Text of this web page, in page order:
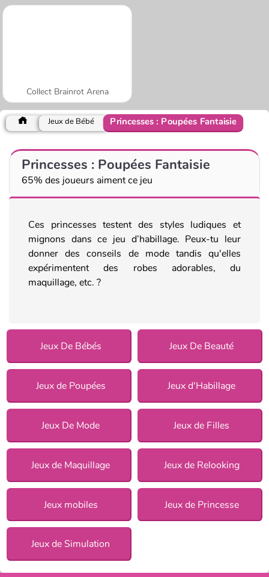
Collect Brainrot Arena
Jeux de Bébé Princesses : Poupées Fantaisie
Princesses : Poupées Fantaisie
65% des joueurs aiment ce jeu
Ces princesses testent des styles ludiques et
mignons dans ce jeu d’habillage. Peux-tu leur
donner des conseils de mode tandis qu'elles
expérimentent des robes adorables, du
maquillage, etc. ?
Jeux De Bébés Jeux De Beauté
Jeux de Poupées Jeux d'Habillage
Jeux De Mode Jeux de Filles
Jeux de Maquillage Jeux de Relooking
Jeux mobiles Jeux de Princesse
Jeux de Simulation